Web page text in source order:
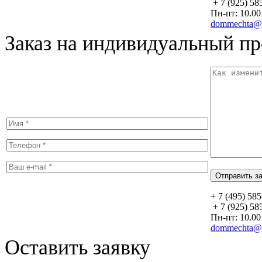
+ 7 (925)
Пн-пт: 10.00
Заказ на индивидуальный
+ 7 (495)
+ 7 (925)
Пн-пт: 10.00
Оставить заявку